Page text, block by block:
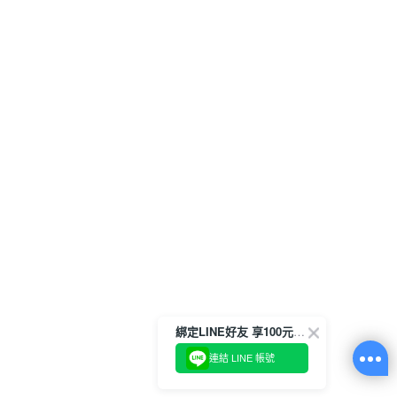
綁定LINE好友 享100元折價券
連結 LINE 帳號